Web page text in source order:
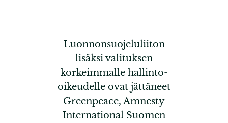
Luonnonsuojeluliiton
lisäksi valituksen
korkeimmalle hallinto-
oikeudelle ovat jättäneet
Greenpeace, Amnesty
International Suomen